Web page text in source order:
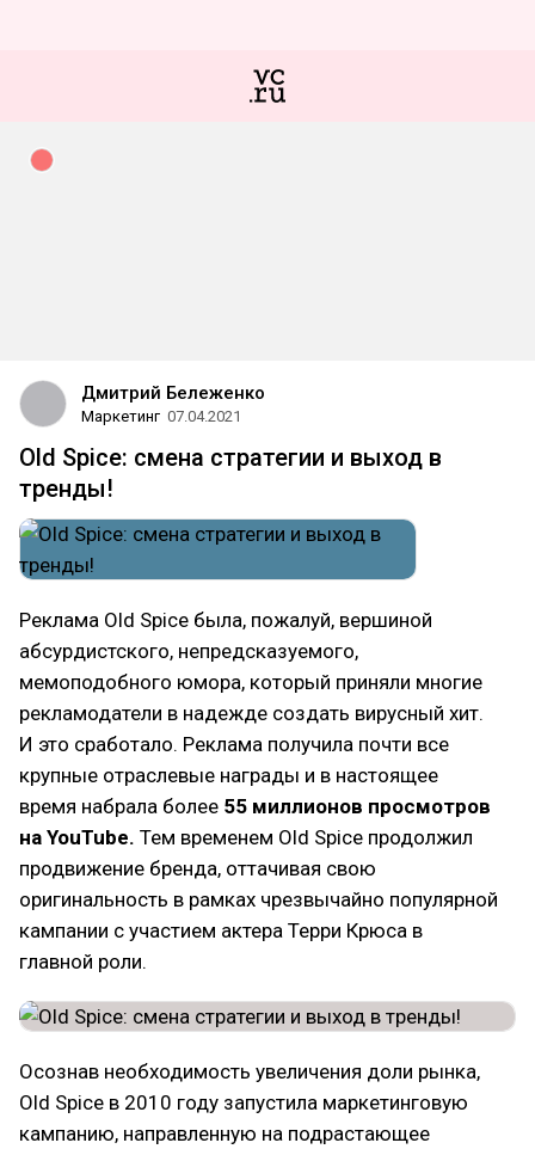
Дмитрий Бележенко
Маркетинг 07.04.2021
Old Spice: смена стратегии и выход в
тренды!
Реклама Old Spice была, пожалуй, вершиной
абсурдистского, непредсказуемого,
мемоподобного юмора, который приняли многие
рекламодатели в надежде создать вирусный хит.
И это сработало. Реклама получила почти все
крупные отраслевые награды и в настоящее
время набрала более 55 миллионов просмотров
на YouTube. Тем временем Old Spice продолжил
продвижение бренда, оттачивая свою
оригинальность в рамках чрезвычайно популярной
кампании с участием актера Терри Крюса в
главной роли.
Осознав необходимость увеличения доли рынка,
Old Spice в 2010 году запустила маркетинговую
кампанию, направленную на подрастающее